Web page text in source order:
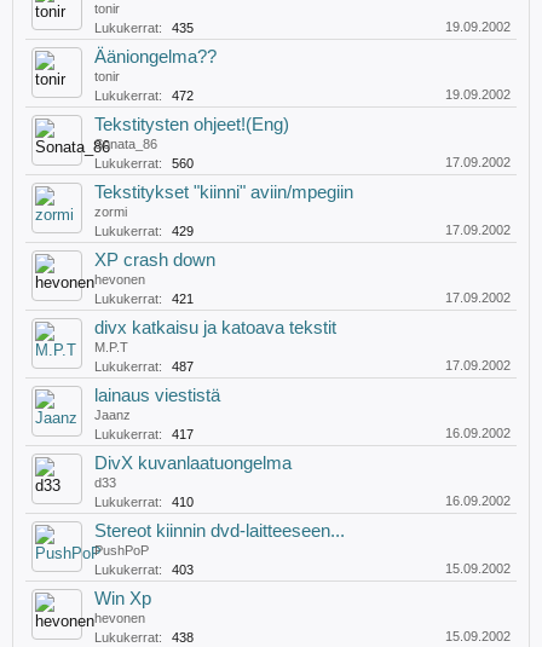
tonir
Lukukerrat:
435 19.09.2002
Ääniongelma??
tonir
Lukukerrat:
472 19.09.2002
Tekstitysten ohjeet!(Eng)
Sonata_86
Lukukerrat:
560 17.09.2002
Tekstitykset "kiinni" aviin/mpegiin
zormi
Lukukerrat:
429 17.09.2002
XP crash down
hevonen
Lukukerrat:
421 17.09.2002
divx katkaisu ja katoava tekstit
M.P.T
Lukukerrat:
487 17.09.2002
lainaus viestistä
Jaanz
Lukukerrat:
417 16.09.2002
DivX kuvanlaatuongelma
d33
Lukukerrat:
410 16.09.2002
Stereot kiinnin dvd-laitteeseen...
PushPoP
Lukukerrat:
403 15.09.2002
Win Xp
hevonen
Lukukerrat:
438 15.09.2002